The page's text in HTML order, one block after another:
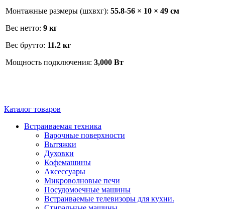
Монтажные размеры (шхвхг): 55.8-56 × 10 × 49 см
Вес нетто: 9 кг
Вес брутто: 11.2 кг
Мощность подключения: 3,000 Вт
Каталог товаров
Встраиваемая техника
Варочные поверхности
Вытяжки
Духовки
Кофемашины
Аксессуары
Микроволновые печи
Посудомоечные машины
Встраиваемые телевизоры для кухни.